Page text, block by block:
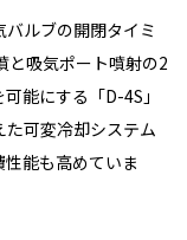
ルブの開閉タイミ
と吸気ポート噴射の2
能にする「D-4S」
可変冷却システム
能も高めていま